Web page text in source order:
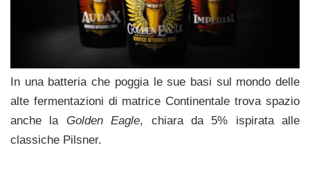
In una batteria che poggia le sue basi sul mondo delle
alte fermentazioni di matrice Continentale trova spazio
anche la Golden Eagle, chiara da 5% ispirata alle
classiche Pilsner.